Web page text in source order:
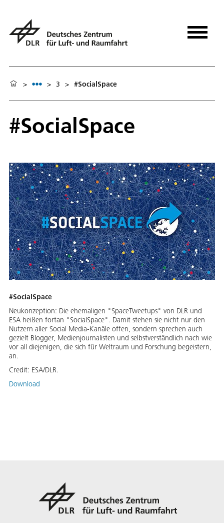
> > 3 > #SocialSpace
#SocialSpace
#SocialSpace
Neukonzeption: Die ehemaligen "SpaceTweetups" von DLR und
ESA heißen fortan "SocialSpace". Damit stehen sie nicht nur den
Nutzern aller Social Media-Kanäle offen, sondern sprechen auch
gezielt Blogger, Medienjournalisten und selbstverständlich nach wie
vor all diejenigen, die sich für Weltraum und Forschung begeistern,
an.
Credit: ESA/DLR.
Download